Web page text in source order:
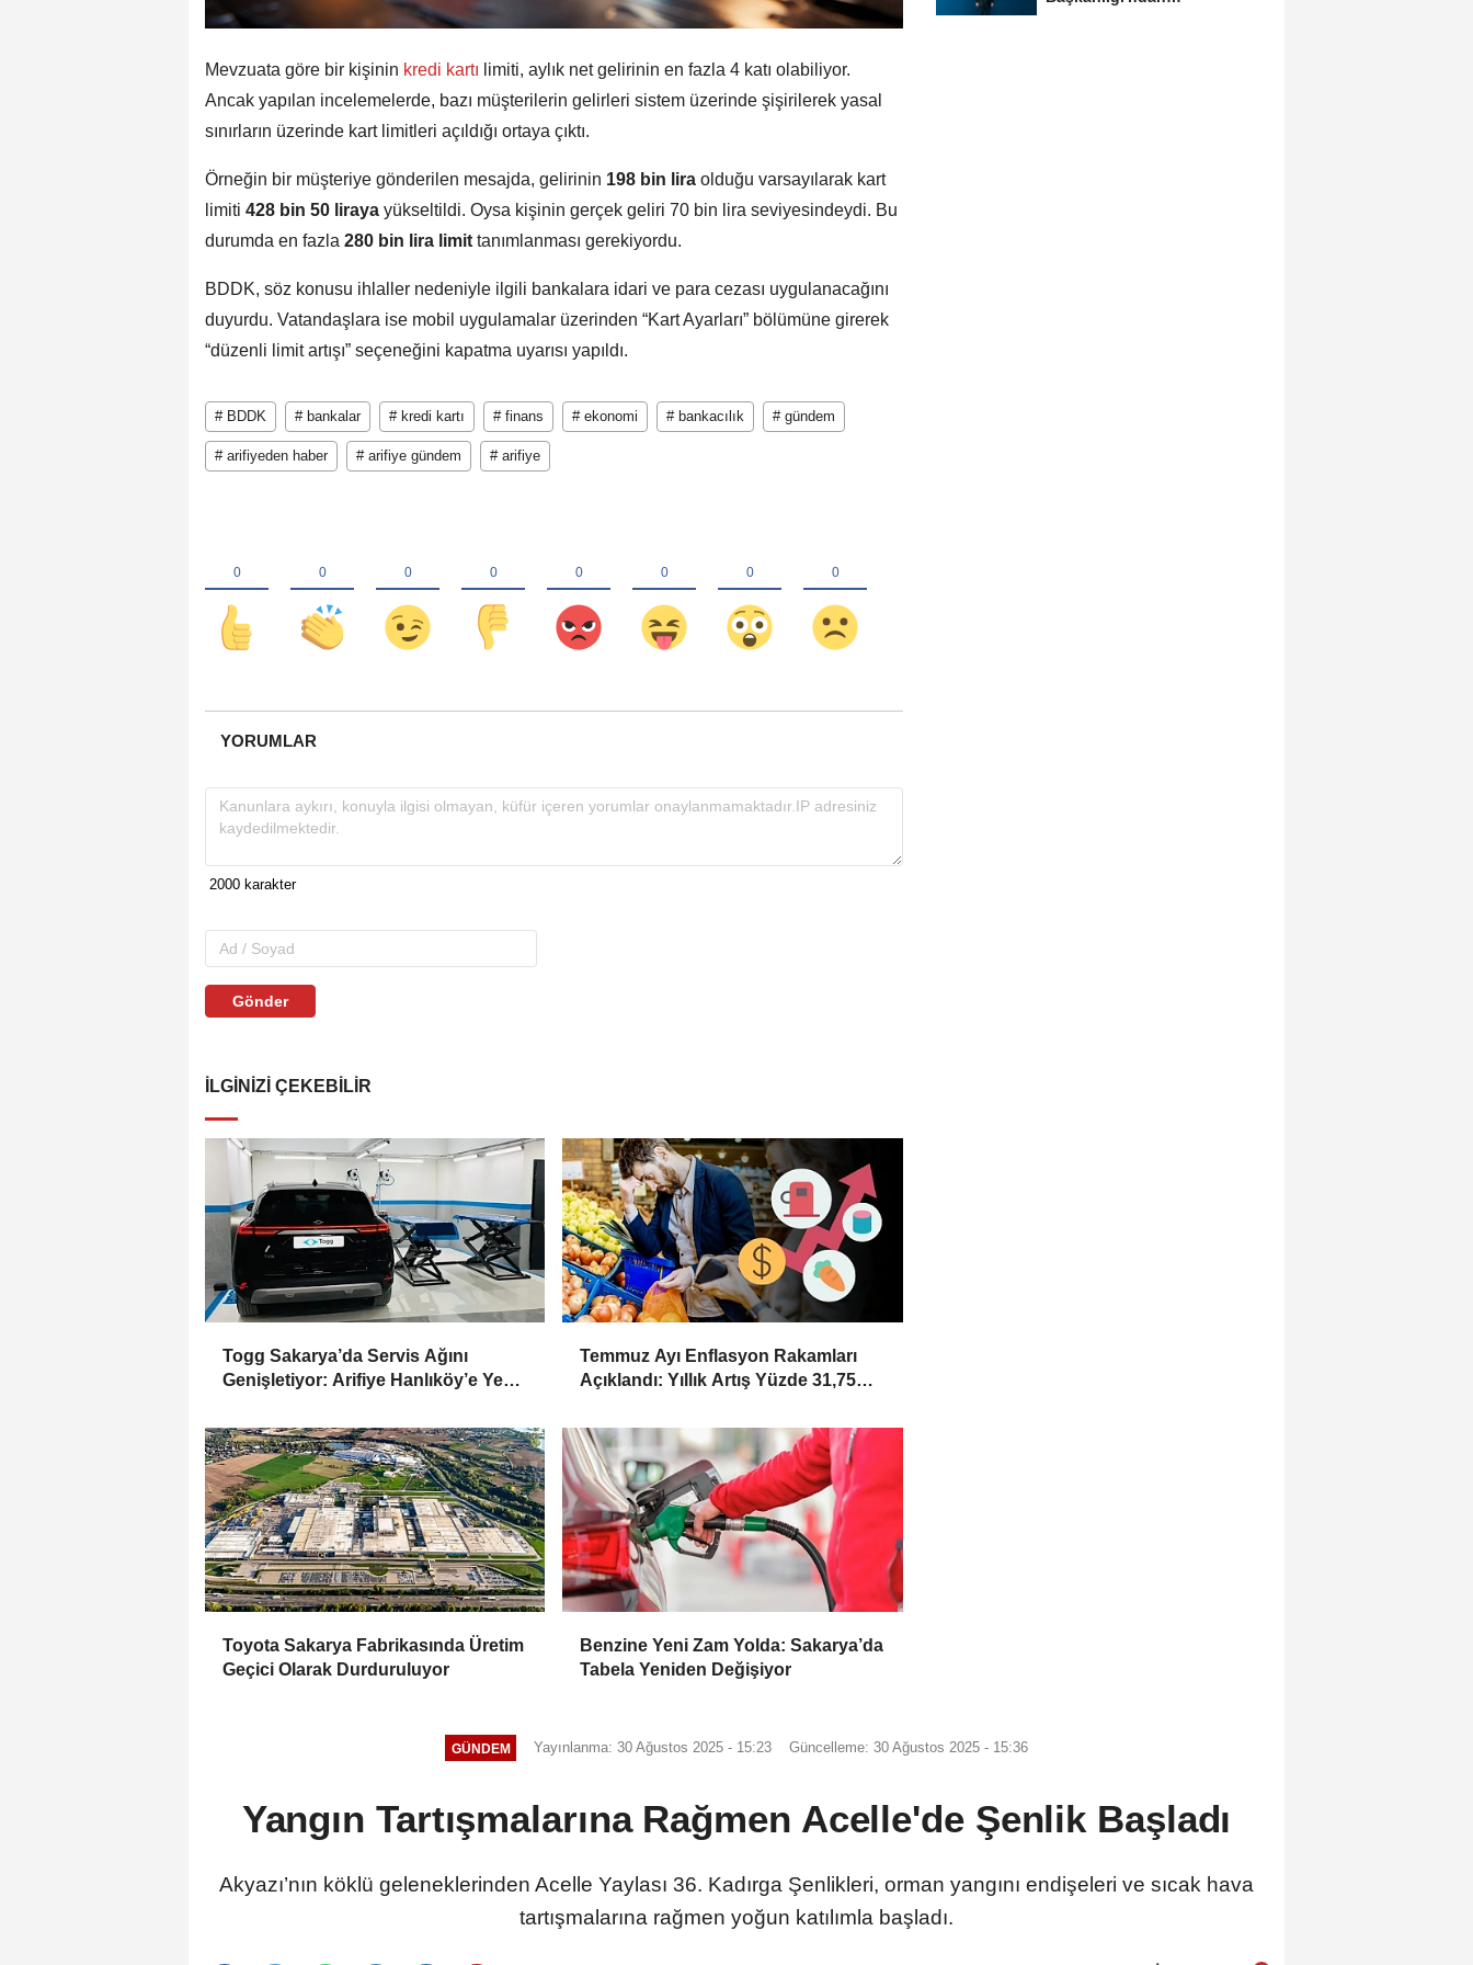
Mevzuata göre bir kişinin kredi kartı limiti, aylık net gelirinin en fazla 4 katı olabiliyor.
Ancak yapılan incelemelerde, bazı müşterilerin gelirleri sistem üzerinde şişirilerek yasal
sınırların üzerinde kart limitleri açıldığı ortaya çıktı.
Örneğin bir müşteriye gönderilen mesajda, gelirinin 198 bin lira olduğu varsayılarak kart
limiti 428 bin 50 liraya yükseltildi. Oysa kişinin gerçek geliri 70 bin lira seviyesindeydi. Bu
durumda en fazla 280 bin lira limit tanımlanması gerekiyordu.
BDDK, söz konusu ihlaller nedeniyle ilgili bankalara idari ve para cezası uygulanacağını
duyurdu. Vatandaşlara ise mobil uygulamalar üzerinden “Kart Ayarları” bölümüne girerek
“düzenli limit artışı” seçeneğini kapatma uyarısı yapıldı.
# BDDK # bankalar # kredi kartı # finans # ekonomi # bankacılık # gündem
# arifiyeden haber # arifiye gündem # arifiye
YORUMLAR
Gönder
İLGINIZI ÇEKEBILIR
Togg Sakarya’da Servis Ağını
Genişletiyor: Arifiye Hanlıköy’e Yeni
Temmuz Ayı Enflasyon Rakamları
Açıklandı: Yıllık Artış Yüzde 31,75
Toyota Sakarya Fabrikasında Üretim
Geçici Olarak Durduruluyor
Benzine Yeni Zam Yolda: Sakarya’da
Tabela Yeniden Değişiyor
GÜNDEM Yayınlanma: 30 Ağustos 2025 - 15:23 Güncelleme: 30 Ağustos 2025 - 15:36
Yangın Tartışmalarına Rağmen Acelle'de Şenlik Başladı
Akyazı’nın köklü geleneklerinden Acelle Yaylası 36. Kadırga Şenlikleri, orman yangını endişeleri ve sıcak hava
tartışmalarına rağmen yoğun katılımla başladı.